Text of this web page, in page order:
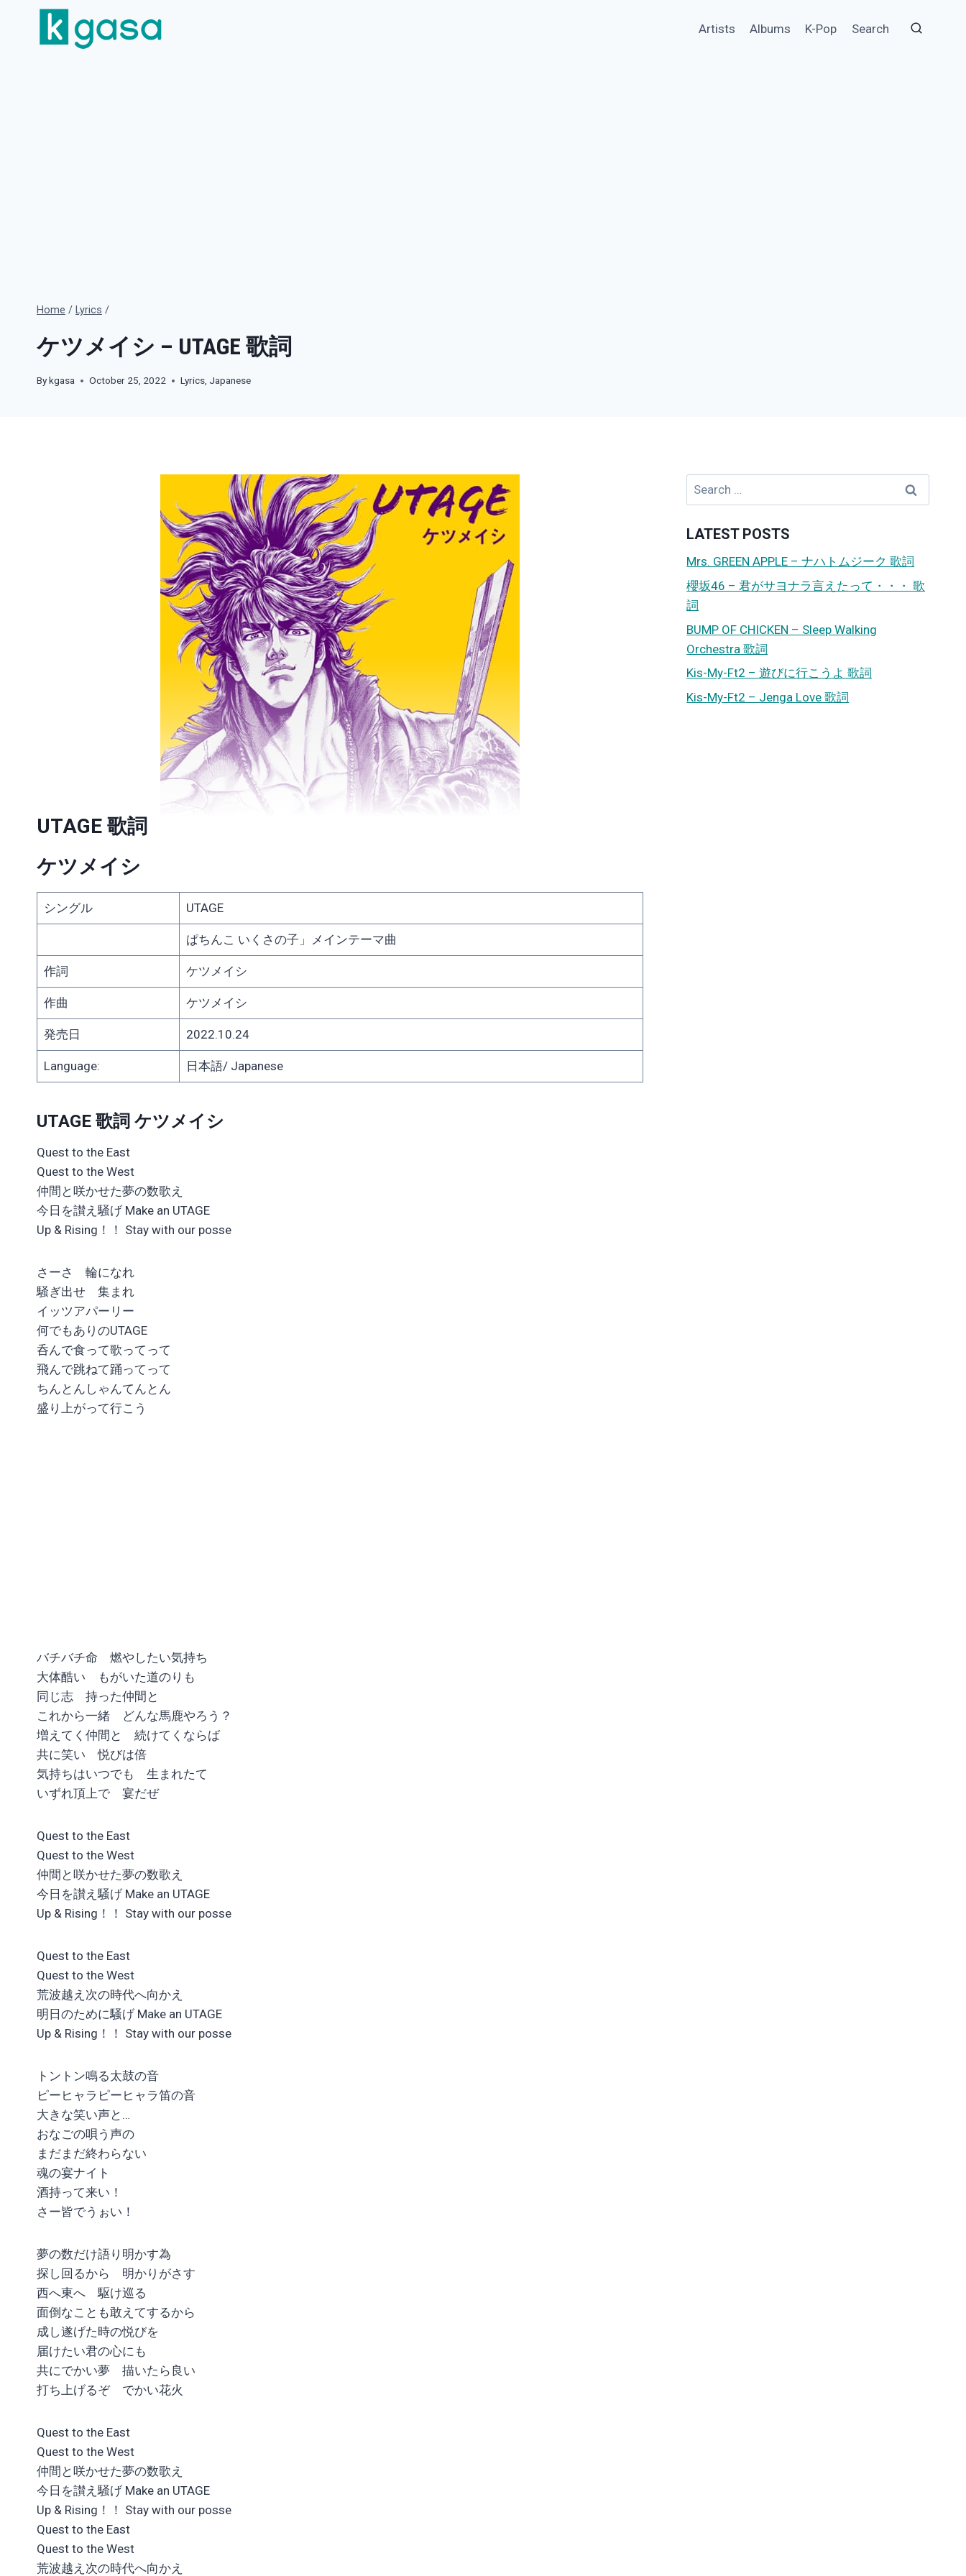
content
Artists Albums K-Pop Search
Home / Lyrics /
ケツメイシ – UTAGE 歌詞
Bykgasa October 25, 2022 Lyrics, Japanese
UTAGE 歌詞
ケツメイシ
シングル UTAGE
ぱちんこ いくさの子」メインテーマ曲
作詞 ケツメイシ
作曲 ケツメイシ
発売日 2022.10.24
Language: 日本語/ Japanese
UTAGE 歌詞 ケツメイシ
Quest to the East
Quest to the West
仲間と咲かせた夢の数歌え
今日を讃え騒げ Make an UTAGE
Up & Rising！！ Stay with our posse
さーさ 輪になれ
騒ぎ出せ 集まれ
イッツアパーリー
何でもありのUTAGE
呑んで食って歌ってって
飛んで跳ねて踊ってって
ちんとんしゃんてんとん
盛り上がって行こう
バチバチ命 燃やしたい気持ち
大体酷い もがいた道のりも
同じ志 持った仲間と
これから一緒 どんな馬鹿やろう？
増えてく仲間と 続けてくならば
共に笑い 悦びは倍
気持ちはいつでも 生まれたて
いずれ頂上で 宴だぜ
Quest to the East
Quest to the West
仲間と咲かせた夢の数歌え
今日を讃え騒げ Make an UTAGE
Up & Rising！！ Stay with our posse
Quest to the East
Quest to the West
荒波越え次の時代へ向かえ
明日のために騒げ Make an UTAGE
Up & Rising！！ Stay with our posse
トントン鳴る太鼓の音
ピーヒャラピーヒャラ笛の音
大きな笑い声と…
おなごの唄う声の
まだまだ終わらない
魂の宴ナイト
酒持って来い！
さー皆でうぉい！
夢の数だけ語り明かす為
探し回るから 明かりがさす
西へ東へ 駆け巡る
面倒なことも敢えてするから
成し遂げた時の悦びを
届けたい君の心にも
共にでかい夢 描いたら良い
打ち上げるぞ でかい花火
Quest to the East
Quest to the West
仲間と咲かせた夢の数歌え
今日を讃え騒げ Make an UTAGE
Up & Rising！！ Stay with our posse
Quest to the East
Quest to the West
荒波越え次の時代へ向かえ
Search
for:
LATEST POSTS
Mrs. GREEN APPLE – ナハトムジーク 歌詞
櫻坂46 – 君がサヨナラ言えたって・・・ 歌
詞
BUMP OF CHICKEN – Sleep Walking
Orchestra 歌詞
Kis-My-Ft2 – 遊びに行こうよ 歌詞
Kis-My-Ft2 – Jenga Love 歌詞